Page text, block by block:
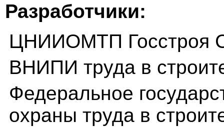
Разработчики:
ЦНИИОМТП Госстроя
ВНИПИ труда в
Федеральное
охраны труда в